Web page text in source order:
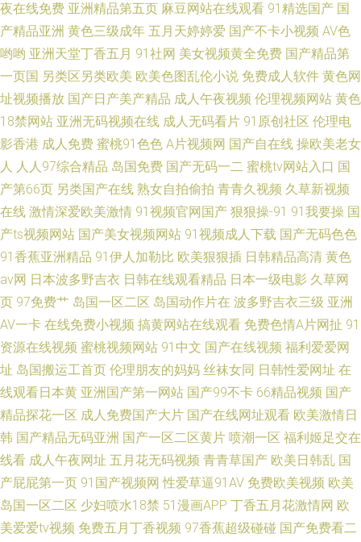
夜在线免费 亚洲精品第五页 麻豆网站在线观看 91精选国产 国
产精品亚洲 黄色三级成年 五月天婷婷爱 国产不卡小视频 AV色
哟哟 亚洲天堂丁香五月 91社网 美女视频黄全免费 国产精品第
一页国 另类区另类欧美 欧美色图乱伦小说 免费成人软件 黄色网
址视频播放 国产日产美产精品 成人午夜视频 伦理视频网站 黄色
18禁网站 亚洲无码视频在线 成人无码看片 91原创社区 伦理电
影香港 成人免费 蜜桃91色色 A片视频网 国产自在线 操欧美老女
人 人人97综合精品 岛国免费 国产无码一二 蜜桃tv网站入口 国
产第66页 另类国产在线 熟女自拍偷拍 青青久视频 久草新视频
在线 激情深爱欧美激情 91视频官网国产 狠狠操-91 91我要操 国
产ts视频网站 国产美女视频网站 91视频成人下载 国产无码色色
91香蕉亚洲精品 91伊人加勒比 欧美狠狠插 日韩精品高清 黄色
av网 日本波多野吉衣 日韩在线观看精品 日本一级电影 久草网
页 97免费艹 岛国一区二区 岛国动作片在 波多野吉衣三级 亚洲
AV一卡 在线免费小视频 搞黄网站在线观看 免费色情A片网扯 91
资源在线视频 蜜桃视频网站 91中文 国产在线视频 福利爱爱网
址 岛国搬运工首页 伦理朋友的妈妈 丝袜女同 日韩性爱网址 在
线观看日本黄 亚洲国产第一网站 国产99不卡 66精品视频 国产
精品探花一区 成人免费国产大片 国产在线网址观看 欧美激情日
韩 国产精品无码亚洲 国产一区二区黄片 喷潮一区 福利姬足交在
线看 成人午夜网址 五月花无码视频 青青草国产 欧美日韩乱 国
产屁屁第一页 91国产视频网 性爱草逼91AV 免费欧美视频 欧美
岛国一区二区 少妇喷水18禁 51漫画APP 丁香五月花激情网 欧
美爱爱tv视频 免费五月丁香视频 97香蕉超级碰碰 国产免费看二